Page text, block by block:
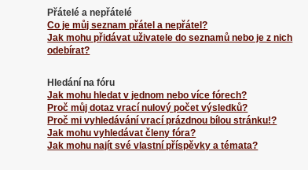
Přátelé a nepřátelé
Co je můj seznam přátel a nepřátel?
Jak mohu přidávat uživatele do seznamů nebo je z nich
odebírat?
Hledání na fóru
Jak mohu hledat v jednom nebo více fórech?
Proč můj dotaz vrací nulový počet výsledků?
Proč mi vyhledávání vrací prázdnou bílou stránku!?
Jak mohu vyhledávat členy fóra?
Jak mohu najít své vlastní příspěvky a témata?